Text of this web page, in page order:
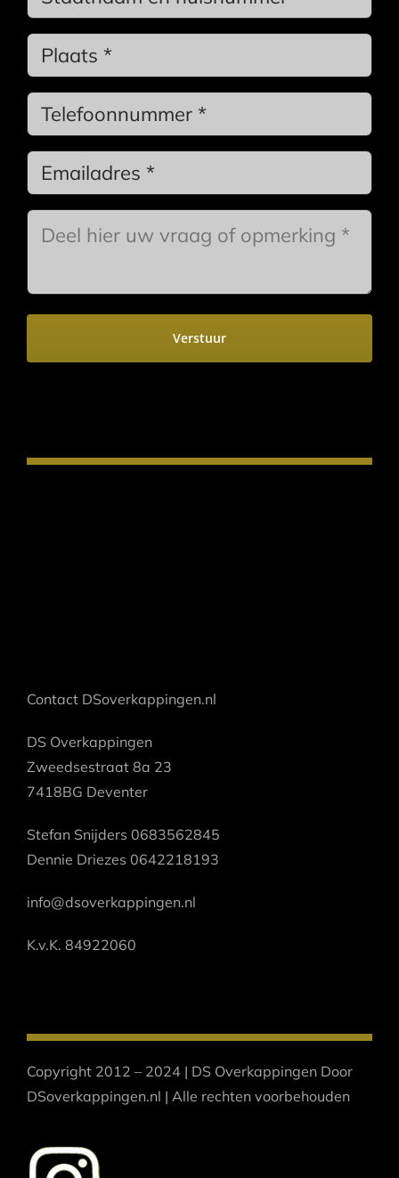
titel
*
Stadsnaam
Phone
Email
Bericht
Contact DSoverkappingen.nl
DS Overkappingen
Zweedsestraat 8a 23
7418BG Deventer
Stefan Snijders 0683562845
Dennie Driezes 0642218193
info@dsoverkappingen.nl
K.v.K. 84922060
Copyright 2012 – 2024 | DS Overkappingen Door
DSoverkappingen.nl | Alle rechten voorbehouden